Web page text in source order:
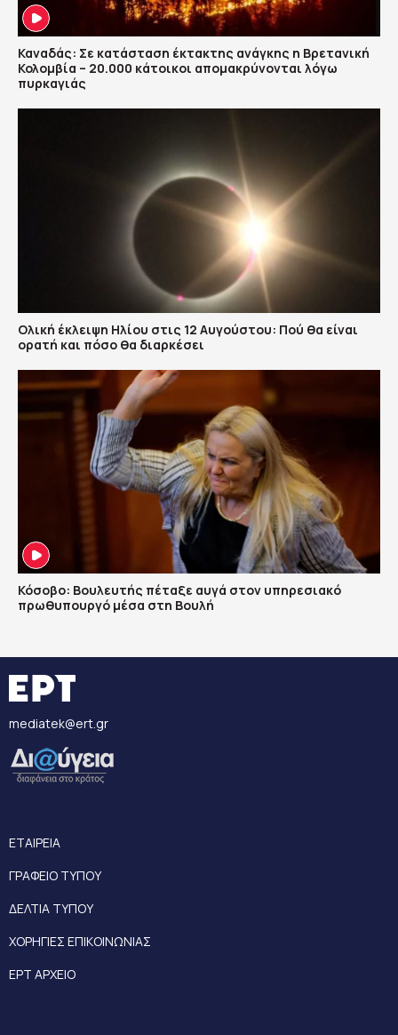
Καναδάς: Σε κατάσταση έκτακτης ανάγκης η Βρετανική
Κολομβία – 20.000 κάτοικοι απομακρύνονται λόγω
πυρκαγιάς
Ολική έκλειψη Ηλίου στις 12 Αυγούστου: Πού θα είναι
ορατή και πόσο θα διαρκέσει
Κόσοβο: Βουλευτής πέταξε αυγά στον υπηρεσιακό
πρωθυπουργό μέσα στη Βουλή
mediatek@ert.gr
ΕΤΑΙΡΕΙΑ
ΓΡΑΦΕΙΟ ΤΥΠΟΥ
ΔΕΛΤΙΑ ΤΥΠΟΥ
ΧΟΡΗΓΙΕΣ ΕΠΙΚΟΙΝΩΝΙΑΣ
ΕΡΤ ΑΡΧΕΙΟ